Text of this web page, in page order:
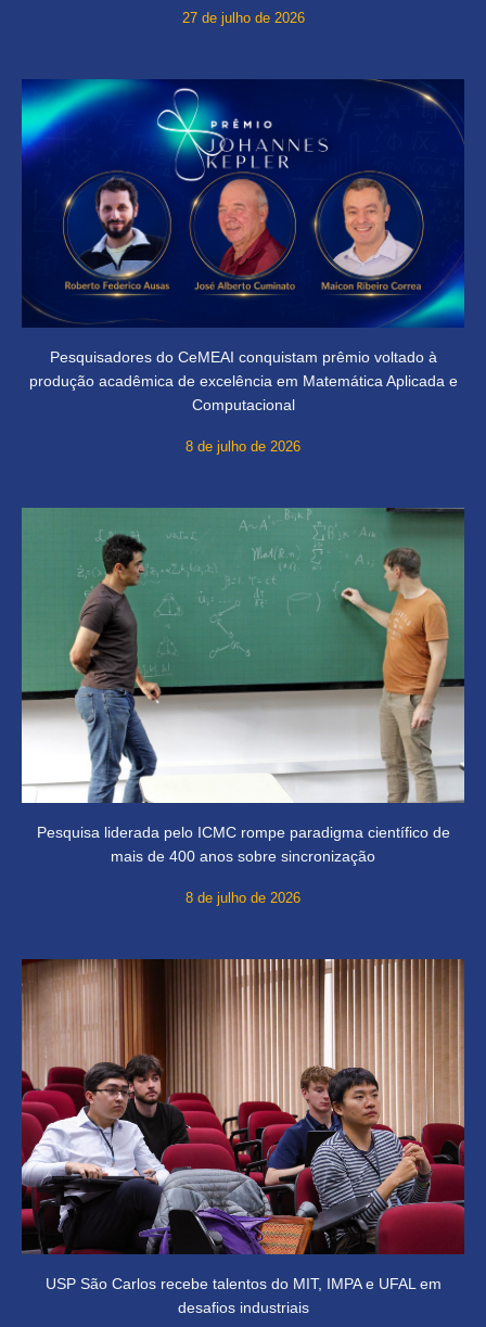
27 de julho de 2026
Pesquisadores do CeMEAI conquistam prêmio voltado à
produção acadêmica de excelência em Matemática Aplicada e
Computacional
8 de julho de 2026
Pesquisa liderada pelo ICMC rompe paradigma científico de
mais de 400 anos sobre sincronização
8 de julho de 2026
USP São Carlos recebe talentos do MIT, IMPA e UFAL em
desafios industriais